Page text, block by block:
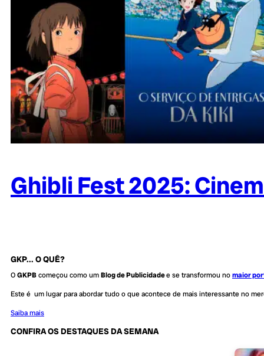
Ghibli Fest 2025:
GKP... O QUÊ?
OGKPBcomeçou como umBlog de Publicidadee se transformou nomaior
Este é um lugar para abordar tudo o que acontece de mais interessante no
Saiba mais
CONFIRA OS DESTAQUES DA SEMANA